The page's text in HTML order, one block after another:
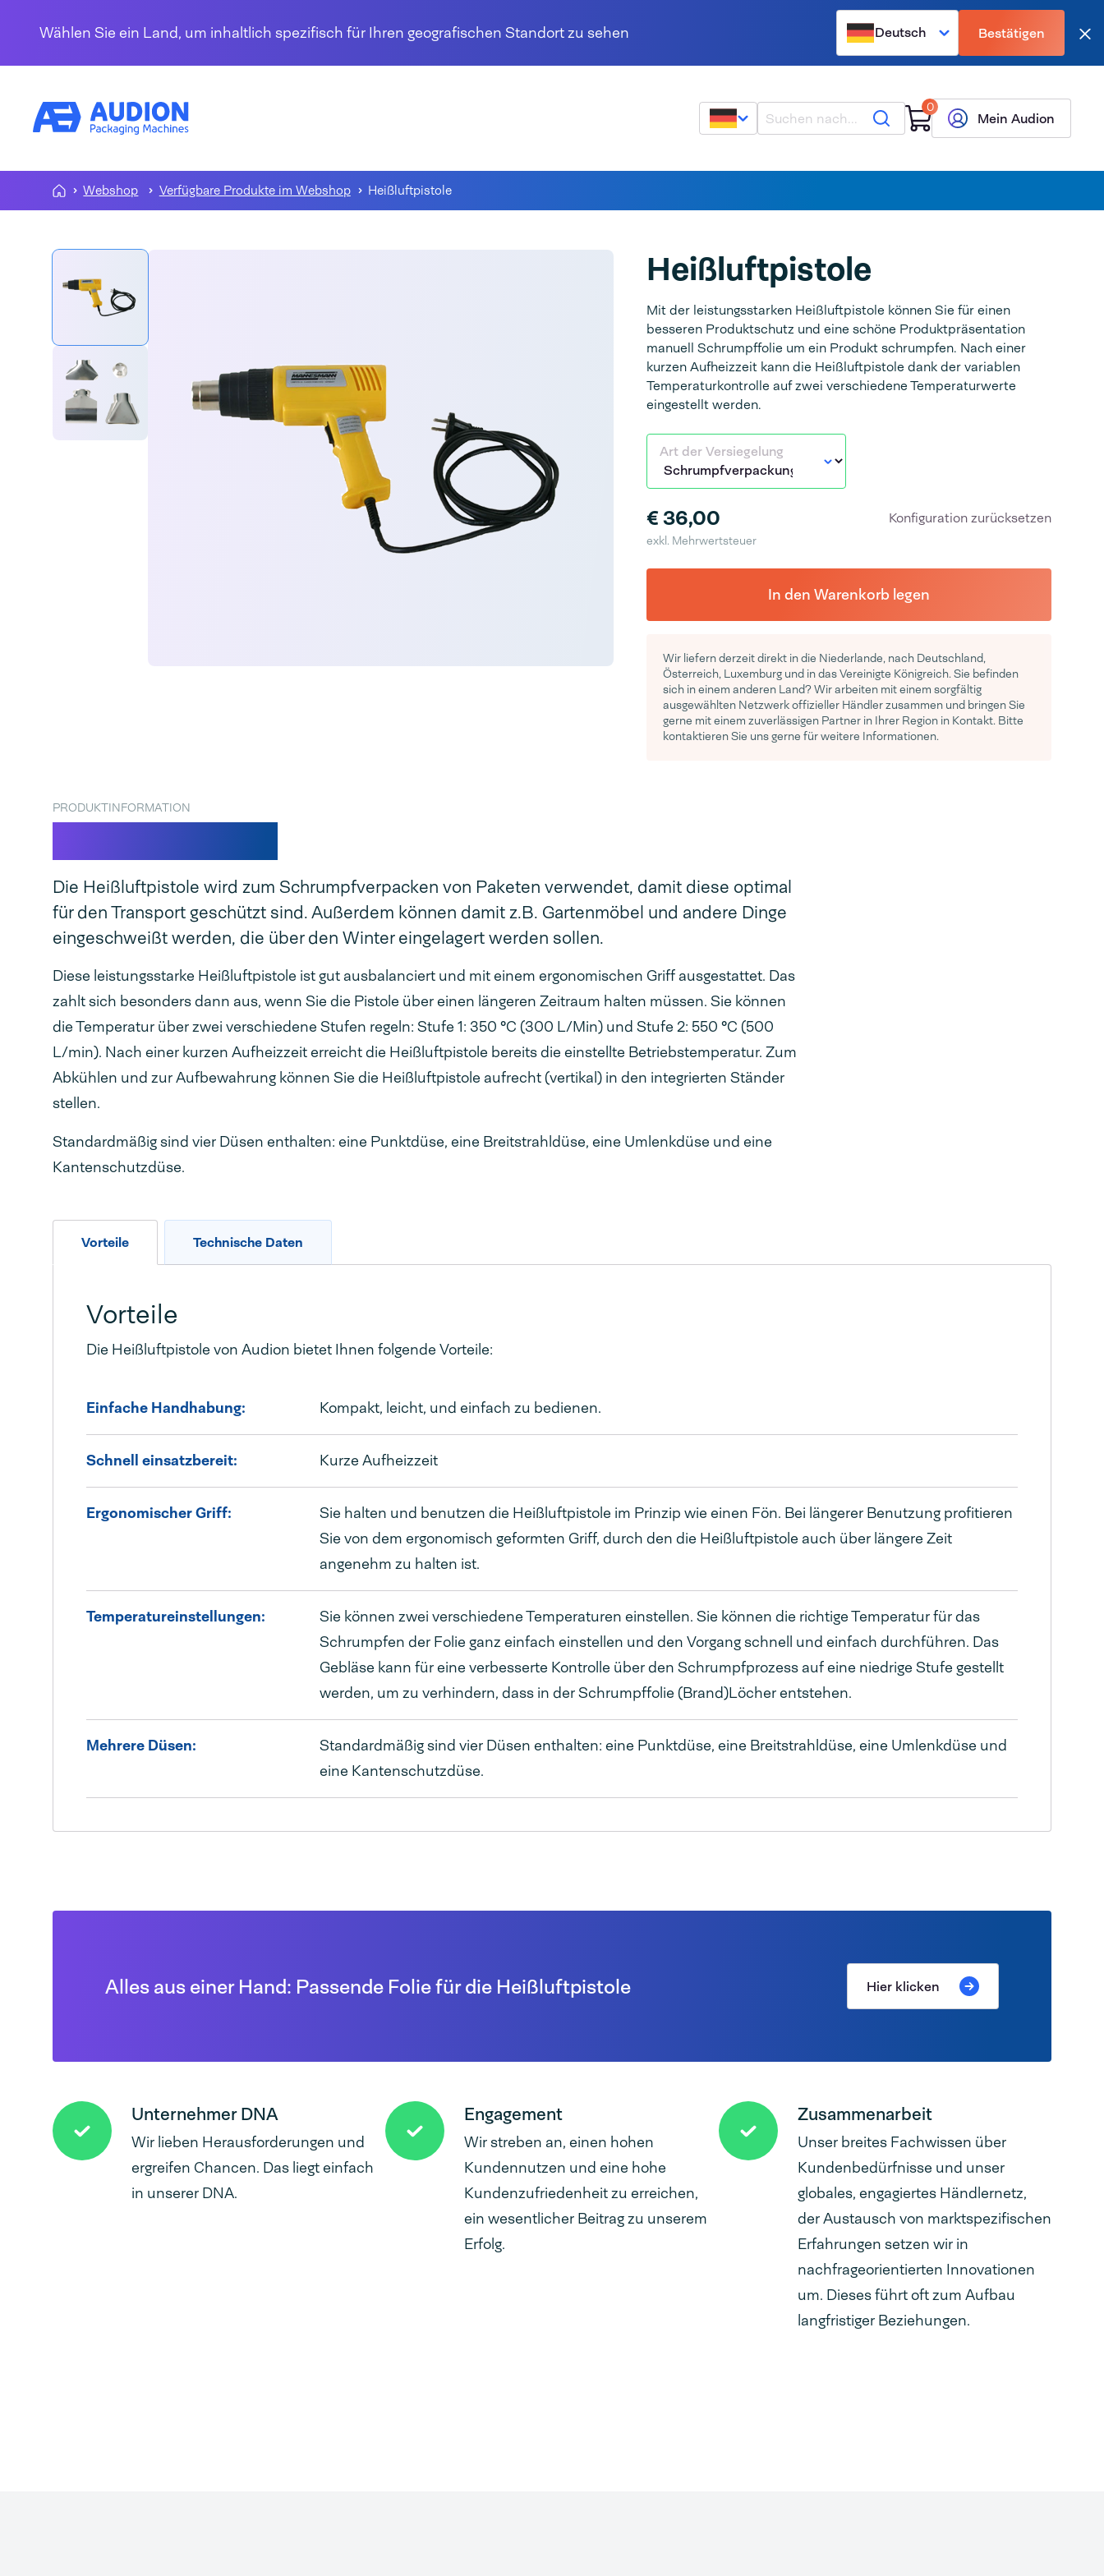
Wählen Sie ein Land, um inhaltlich spezifisch für Ihren geografischen Standort zu sehen
Deutsch Bestätigen
Suche 0
Mein Audion
Webshop Verfügbare Produkte im Webshop Heißluftpistole
Heißluftpistole
Mit der leistungsstarken Heißluftpistole können Sie für einen
besseren Produktschutz und eine schöne Produktpräsentation
manuell Schrumpffolie um ein Produkt schrumpfen. Nach einer
kurzen Aufheizzeit kann die Heißluftpistole dank der variablen
Temperaturkontrolle auf zwei verschiedene Temperaturwerte
eingestellt werden.
Art der Versiegelung
€ 36,00
exkl. Mehrwertsteuer
Konfiguration zurücksetzen
In den Warenkorb legen
Wir liefern derzeit direkt in die Niederlande, nach Deutschland,
Österreich, Luxemburg und in das Vereinigte Königreich. Sie befinden
sich in einem anderen Land? Wir arbeiten mit einem sorgfältig
ausgewählten Netzwerk offizieller Händler zusammen und bringen Sie
gerne mit einem zuverlässigen Partner in Ihrer Region in Kontakt. Bitte
kontaktieren Sie uns gerne für weitere Informationen.
PRODUKTINFORMATION
Die Heißluftpistole wird zum Schrumpfverpacken von Paketen verwendet, damit diese optimal
für den Transport geschützt sind. Außerdem können damit z.B. Gartenmöbel und andere Dinge
eingeschweißt werden, die über den Winter eingelagert werden sollen.
Diese leistungsstarke Heißluftpistole ist gut ausbalanciert und mit einem ergonomischen Griff ausgestattet. Das
zahlt sich besonders dann aus, wenn Sie die Pistole über einen längeren Zeitraum halten müssen. Sie können
die Temperatur über zwei verschiedene Stufen regeln: Stufe 1: 350 °C (300 L/Min) und Stufe 2: 550 °C (500
L/min). Nach einer kurzen Aufheizzeit erreicht die Heißluftpistole bereits die einstellte Betriebstemperatur. Zum
Abkühlen und zur Aufbewahrung können Sie die Heißluftpistole aufrecht (vertikal) in den integrierten Ständer
stellen.
Standardmäßig sind vier Düsen enthalten: eine Punktdüse, eine Breitstrahldüse, eine Umlenkdüse und eine
Kantenschutzdüse.
Vorteile Technische Daten
Vorteile
Die Heißluftpistole von Audion bietet Ihnen folgende Vorteile:
Einfache Handhabung: Kompakt, leicht, und einfach zu bedienen.
Schnell einsatzbereit: Kurze Aufheizzeit
Ergonomischer Griff:
Sie halten und benutzen die Heißluftpistole im Prinzip wie einen Fön. Bei längerer Benutzung profitieren
Sie von dem ergonomisch geformten Griff, durch den die Heißluftpistole auch über längere Zeit
angenehm zu halten ist.
Temperatureinstellungen:
Sie können zwei verschiedene Temperaturen einstellen. Sie können die richtige Temperatur für das
Schrumpfen der Folie ganz einfach einstellen und den Vorgang schnell und einfach durchführen. Das
Gebläse kann für eine verbesserte Kontrolle über den Schrumpfprozess auf eine niedrige Stufe gestellt
werden, um zu verhindern, dass in der Schrumpffolie (Brand)Löcher entstehen.
Mehrere Düsen:
Standardmäßig sind vier Düsen enthalten: eine Punktdüse, eine Breitstrahldüse, eine Umlenkdüse und
eine Kantenschutzdüse.
Alles aus einer Hand: Passende Folie für die Heißluftpistole Hier klicken
Unternehmer DNA
Wir lieben Herausforderungen und
ergreifen Chancen. Das liegt einfach
in unserer DNA.
Engagement
Wir streben an, einen hohen
Kundennutzen und eine hohe
Kundenzufriedenheit zu erreichen,
ein wesentlicher Beitrag zu unserem
Erfolg.
Zusammenarbeit
Unser breites Fachwissen über
Kundenbedürfnisse und unser
globales, engagiertes Händlernetz,
der Austausch von marktspezifischen
Erfahrungen setzen wir in
nachfrageorientierten Innovationen
um. Dieses führt oft zum Aufbau
langfristiger Beziehungen.